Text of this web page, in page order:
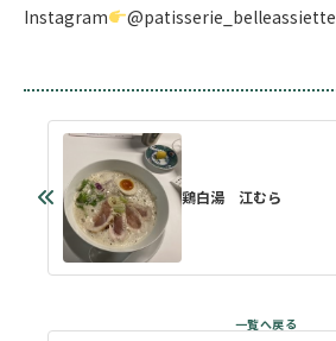
Instagram
@patisserie_belleassiette
鶏白湯 江むら